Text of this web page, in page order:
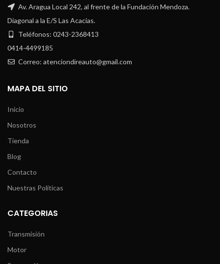
Av. Aragua Local 242, al frente de la Fundación Mendoza.
Diagonal a la E/S Las Acacias.
Teléfonos: 0243-2368413
0414-4499185
Correo: atenciondireauto@gmail.com
MAPA DEL SITIO
Inicio
Nosotros
Tienda
Blog
Contacto
Nuestras Políticas
CATEGORIAS
Transmisión
Motor